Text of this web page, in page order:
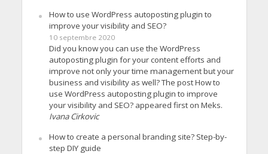
How to use WordPress autoposting plugin to
improve your visibility and SEO?
10 septembre 2020
Did you know you can use the WordPress
autoposting plugin for your content efforts and
improve not only your time management but your
business and visibility as well? The post How to
use WordPress autoposting plugin to improve
your visibility and SEO? appeared first on Meks.
Ivana Cirkovic
How to create a personal branding site? Step-by-
step DIY guide